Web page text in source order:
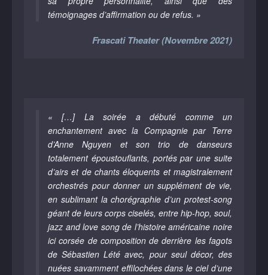
témoignages d’affirmation ou de refus. »
Frascati Theater (Novembre 2021)
« […] La soirée a débuté comme un
enchantement avec la Compagnie par Terre
d’Anne Nguyen et son trio de danseurs
totalement époustouflants, portés par une suite
d’airs et de chants éloquents et magistralement
orchestrés pour donner un supplément de vie,
en sublimant la chorégraphie d’un protest-song
géant de leurs corps ciselés, entre hip-hop, soul,
jazz and love song de l’histoire américaine noire
ici corsée de composition de derrière les fagots
de Sébastien Lété avec, pour seul décor, des
nuées savamment effilochées dans le ciel d’une